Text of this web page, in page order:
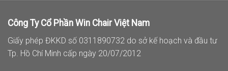
Công Ty Cổ Phần Win Chair Việt Nam
Giấy phép ĐKKD số 0311890732 do sở kế hoạch và đầu tư
Tp. Hồ Chí Minh cấp ngày 20/07/2012